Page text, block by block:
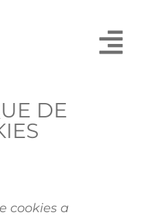
DE
cookies a